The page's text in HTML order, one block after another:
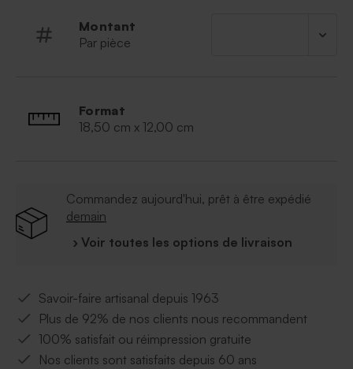
Montant
Par pièce
Format
18,50 cm x 12,00 cm
Commandez aujourd'hui, prêt à être expédié
demain
› Voir toutes les options de livraison
Savoir-faire artisanal depuis 1963
Plus de 92% de nos clients nous recommandent
100% satisfait ou réimpression gratuite
Nos clients sont satisfaits depuis 60 ans